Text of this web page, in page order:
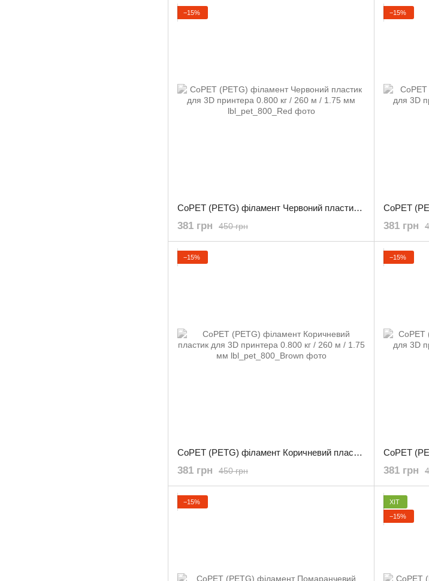
−15%
CoPET (PETG) філамент Червоний пластик для 3D принтера 0.800 кг / 260 м / 1.75 мм
450 грн
381 грн
−15%
381 грн
−15%
CoPET (PETG) філамент Коричневий пластик для 3D принтера 0.800 кг / 260 м / 1.75 мм
450 грн
381 грн
−15%
381 грн
−15%
ХІТ
−15%